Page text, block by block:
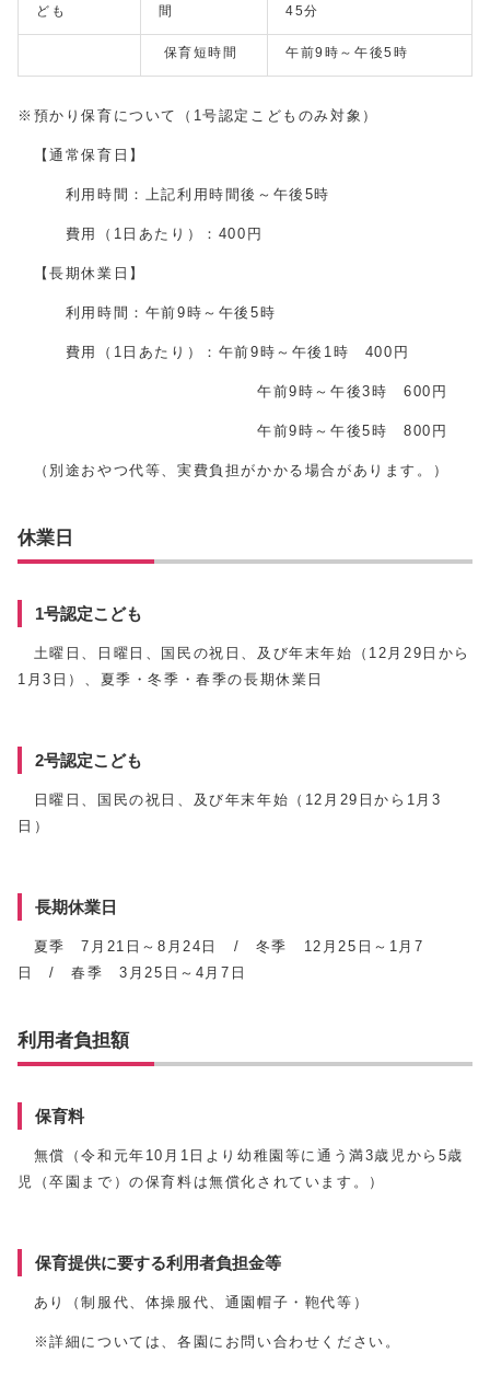
ども
間
45分
保育短時間 午前9時～午後5時
※預かり保育について（1号認定こどものみ対象）
【通常保育日】
利用時間：上記利用時間後～午後5時
費用（1日あたり）：400円
【長期休業日】
利用時間：午前9時～午後5時
費用（1日あたり）：午前9時～午後1時 400円
午前9時～午後3時 600円
午前9時～午後5時 800円
（別途おやつ代等、実費負担がかかる場合があります。）
休業日
1号認定こども
土曜日、日曜日、国民の祝日、及び年末年始（12月29日から
1月3日）、夏季・冬季・春季の長期休業日
2号認定こども
日曜日、国民の祝日、及び年末年始（12月29日から1月3
日）
長期休業日
夏季 7月21日～8月24日 / 冬季 12月25日～1月7
日 / 春季 3月25日～4月7日
利用者負担額
保育料
無償（令和元年10月1日より幼稚園等に通う満3歳児から5歳
児（卒園まで）の保育料は無償化されています。）
保育提供に要する利用者負担金等
あり（制服代、体操服代、通園帽子・鞄代等）
※詳細については、各園にお問い合わせください。